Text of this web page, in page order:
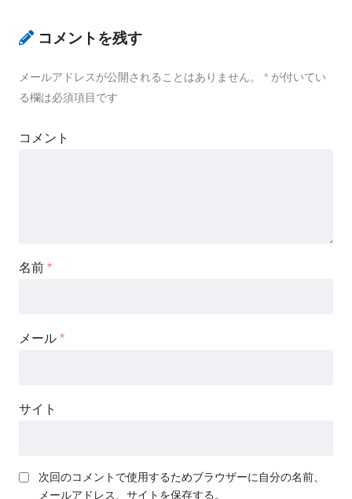
コメントを残す
メールアドレスが公開されることはありません。 * が付いてい
る欄は必須項目です
コメント
名前 *
メール *
サイト
次回のコメントで使用するためブラウザーに自分の名前、
メールアドレス、サイトを保存する。